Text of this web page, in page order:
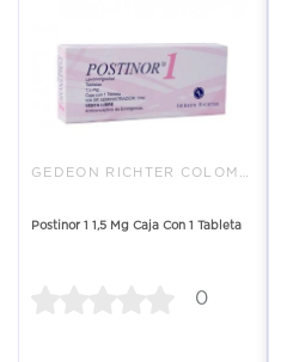
Postinor 1 1,5 Mg Caja Con 1 Tableta
0